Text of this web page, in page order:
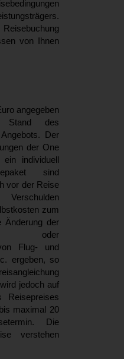
von Ihnen
angegeben
des
Der
der One
individuell
sind
vor der Reise
zum
Änderung der
oder
Flug- und
ergeben, so
jedoch auf
Reisepreises
maximal 20
Die
verstehen